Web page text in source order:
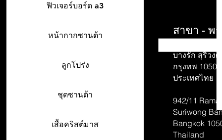
ฟิวเจอร์บอร์ด a3
หน้ากากซานต้า
ลูกโปร่ง
ชุดซานต้า
เสื้อคริสต์มาส
สาขา - พ
บางรัก สุริวงศ์
กรุงทพ 10500
ประเทศไทย
942/11 Rama
Suriwong
Bangkok
Thailand